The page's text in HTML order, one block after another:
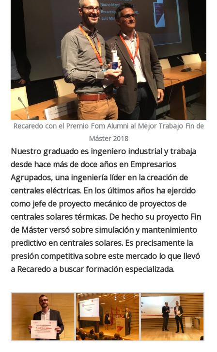
Recaredo con el Premio Fom Alumni al Mejor Trabajo Fin de
Máster 2018
Nuestro graduado es ingeniero industrial y trabaja
desde hace más de doce años en Empresarios
Agrupados, una ingeniería líder en la creación de
centrales eléctricas. En los últimos años ha ejercido
como jefe de proyecto mecánico de proyectos de
centrales solares térmicas. De hecho su proyecto Fin
de Máster versó sobre simulación y mantenimiento
predictivo en centrales solares. Es precisamente la
presión competitiva sobre este mercado lo que llevó
a Recaredo a buscar formación especializada.